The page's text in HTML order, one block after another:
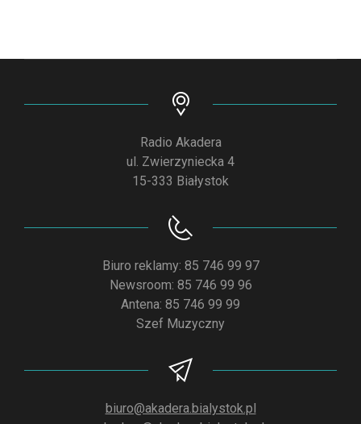
Radio Akadera
ul. Zwierzyniecka 4
15-333 Białystok
Biuro reklamy: 85 746 99 97
Newsroom: 85 746 99 96
Antena: 85 746 99 99
Szef Muzyczny
biuro@akadera.bialystok.pl